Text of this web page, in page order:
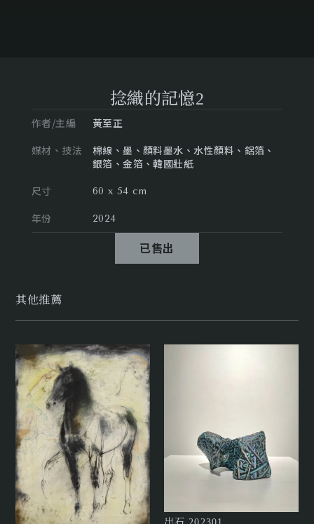
捻織的記憶2
作者/主編
黃至正
媒材、技法
棉線、墨、顏料墨水、水性顏料、鋁箔、
銀箔、金箔、韓國壯紙
尺寸
60 x 54 cm
年份 2024
已售出
其他推薦